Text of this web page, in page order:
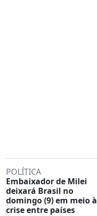
POLÍTICA
Embaixador de Milei
deixará Brasil no
domingo (9) em meio à
crise entre países